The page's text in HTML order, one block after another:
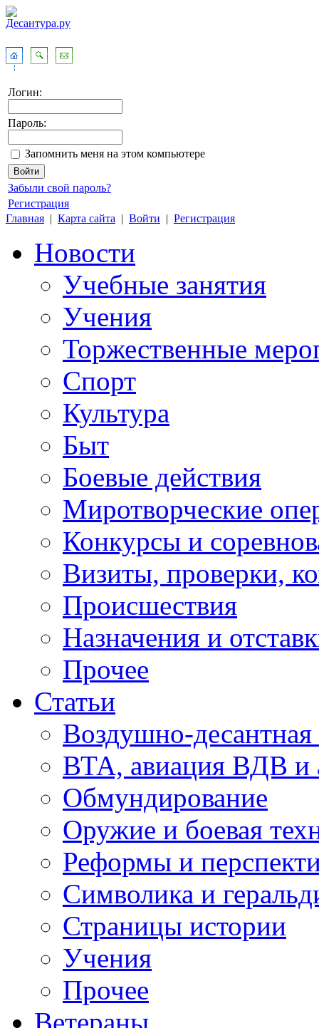
Логин:
Пароль:
Запомнить меня на этом компьютере
Забыли свой пароль?
Регистрация
Главная | Карта сайта | Войти | Регистрация
Новости
Учебные занятия
Учения
Торжественные
Спорт
Культура
Быт
Боевые действия
Миротворческие
Конкурсы и
Визиты, проверки,
Происшествия
Назначения и
Прочее
Статьи
Воздушно-десантная
ВТА, авиация ВДВ и
Обмундирование
Оружие и боевая
Реформы и
Символика и
Страницы истории
Учения
Прочее